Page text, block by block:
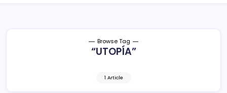
Browse Tag
“UTOPÍA”
1 Article